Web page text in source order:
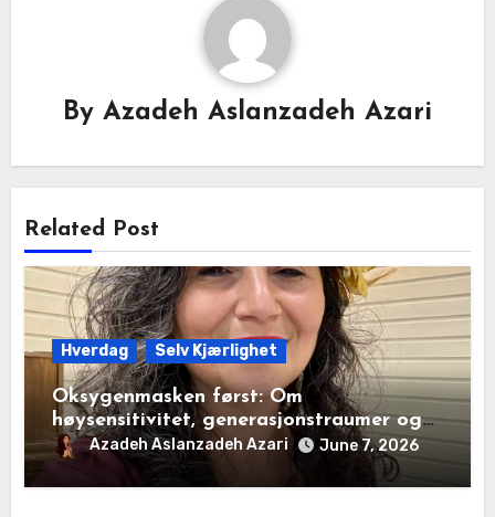
By Azadeh Aslanzadeh Azari
Related Post
Hverdag Selv Kjærlighet
Oksygenmasken først: Om
høysensitivitet, generasjonstraumer og
det disiplinerte tunnelsynet
Azadeh Aslanzadeh Azari June 7, 2026